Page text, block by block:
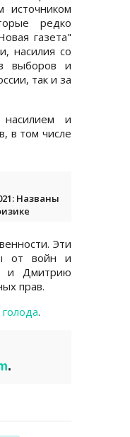
источником
редко
газета"
насилия со
выборов и
так и за
насилием и
в том числе
Названы
Эти
от войн и
и Дмитрию
прав.
.
.